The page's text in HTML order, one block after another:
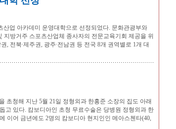
업 아카데미 운영대학으로 선정되었다. 문화관광부와
방거주 스포츠산업체 종사자의 전문교육기회 제공을 위
, 전북∙제주권, 광주∙전남권 등 전국 8개 권역별로 1개 대
초청해 지난 5월 21일 정형외과 한홍준 소장의 집도 아래
고 있다. 캄보디아인 초청 무료수술은 당병원 정형외과 한
이어 금년에도 2명의 캄보디아 현지인인 메아스첸타(40,